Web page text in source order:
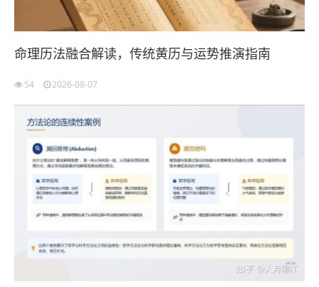
命理历法融合解读，传统黄历与运势推演指南
54 2026-08-07